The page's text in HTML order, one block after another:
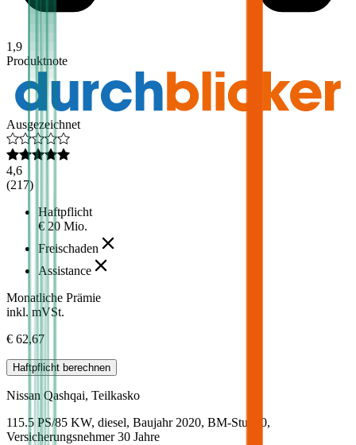
1,9
Produktnote
Ausgezeichnet
4,6
(217)
Haftpflicht
€ 20 Mio.
Freischaden
Assistance
Monatliche Prämie
inkl. mVSt.
€ 62,67
Haftpflicht berechnen
Nissan Qashqai, Teilkasko
115.5 PS/85 KW, diesel, Baujahr 2020, BM-Stufe 0,
Versicherungsnehmer 30 Jahre